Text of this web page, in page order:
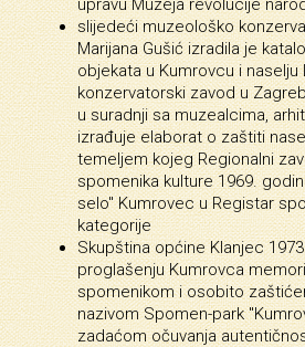
slijedeći muzeološko
Marijana Gušić izradila je
objekata u Kumrovcu i naselju
konzervatorski zavod u
u suradnji sa muzealcima,
izrađuje elaborat o zaštiti
temeljem kojeg Regionalni
spomenika kulture 1969.
selo" Kumrovec u Registar
kategorije
Skupština općine Klanjec
proglašenju Kumrovca
spomenikom i osobito
nazivom Spomen-park
zadaćom očuvanja